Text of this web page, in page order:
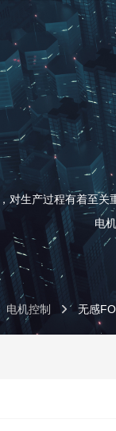
对生产过程有着至
电
电机控制 无感